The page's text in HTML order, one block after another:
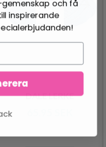
DALE LERKE
och få
inspirerande